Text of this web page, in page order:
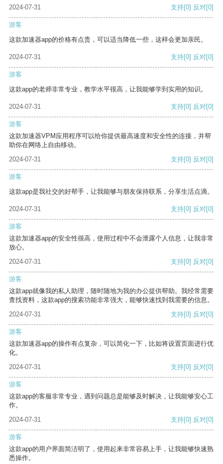
2024-07-31 支持[0] 反对[0]
游客
这款加速器app的价格有点贵，可以适当降低一些，这样会更加亲民。
2024-07-31 支持[0] 反对[0]
游客
这款app的老师非常专业，教学水平很高，让我能够学到实用的知识。
2024-07-31 支持[0] 反对[0]
游客
这款加速器VPM应用程序可以给你提供最高速度和安全性的连接，并帮
助你在网络上自由移动。
2024-07-31
支持[0] 反对[0]
游客
这款app是我社交的好帮手，让我能够与朋友保持联系，分享生活点滴。
2024-07-31 支持[0] 反对[0]
游客
这款加速器app的安全性很高，使用过程中不会泄露个人信息，让我非常
放心。
2024-07-31
支持[0] 反对[0]
游客
这款app就像我的私人助理，随时随地为我的办公提供帮助。我经常需要
查找资料，这款app的搜索功能非常强大，能够快速找到我需要的信息。
2024-07-31
支持[0] 反对[0]
游客
这款加速器app的操作有点复杂，可以简化一下，比如将设置页面进行优
化。
2024-07-31
支持[0] 反对[0]
游客
这款app的客服非常专业，遇到问题总是能够及时解决，让我能够安心工
作。
2024-07-31
支持[0] 反对[0]
游客
这款app的用户界面简洁明了，使用起来非常容易上手，让我能够快速熟
悉操作。